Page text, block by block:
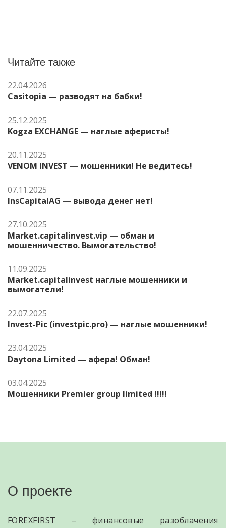
Читайте также
22.04.2026
Casitopia — разводят на бабки!
25.12.2025
Kogza EXCHANGE — наглые аферисты!
20.11.2025
VENOM INVEST — мошенники! Не ведитесь!
07.11.2025
InsCapitalAG — вывода денег нет!
27.10.2025
Market.capitalinvest.vip — обман и
мошенничество. Вымогательство!
11.09.2025
Market.capitalinvest наглые мошенники и
вымогатели!
22.07.2025
Invest-Pic (investpic.pro) — наглые мошенники!
23.04.2025
Daytona Limited — афера! Обман!
03.04.2025
Мошенники Premier group limited !!!!!
О проекте
FOREXFIRST – финансовые разоблачения